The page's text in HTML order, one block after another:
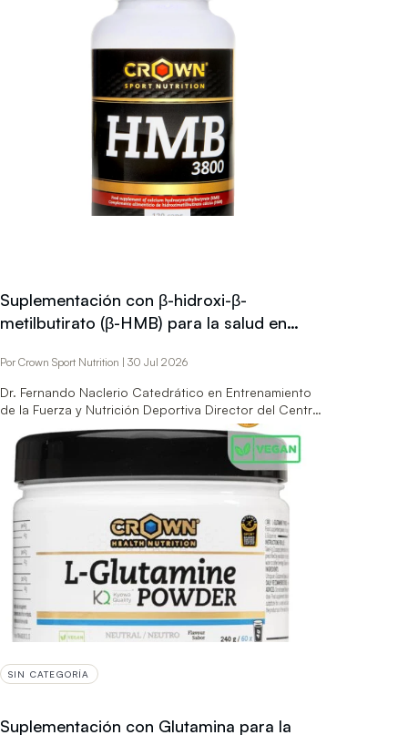
Suplementación con β-hidroxi-β-
metilbutirato (β-HMB) para la salud en
Por Crown Sport Nutrition | 30 Jul 2026
Dr. Fernando Naclerio Catedrático en Entrenamiento
de la Fuerza y Nutrición Deportiva Director del Centro:
Centre for Exercise Activity…
SIN CATEGORÍA
Suplementación con Glutamina para la